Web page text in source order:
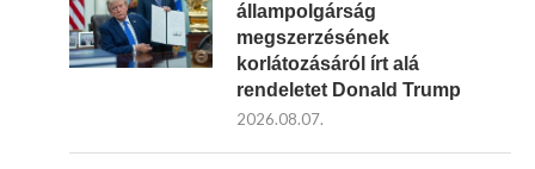
állampolgárság
megszerzésének
korlátozásáról írt alá
rendeletet Donald Trump
2026.08.07.